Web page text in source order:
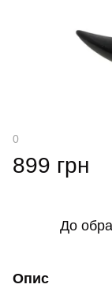
0
899 грн
До
Опис